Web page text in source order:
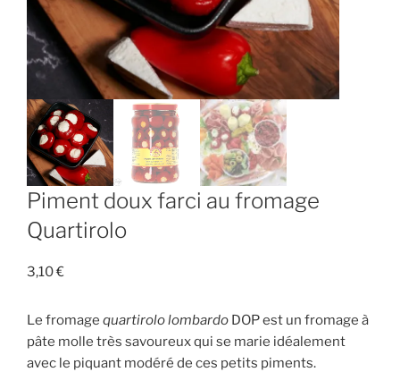
Piment doux farci au fromage
Quartirolo
3,10€
Le fromage quartirolo lombardo DOP est un fromage à
pâte molle très savoureux qui se marie idéalement
avec le piquant modéré de ces petits piments.